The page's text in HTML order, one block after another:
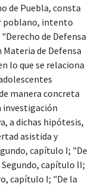
de Puebla, consta
poblano, intento
de Defensa
de Defensa
lo que se relaciona
manera concreta
investigación
a dichas hipótesis,
asistida y
capítulo I; "De
capítulo II;
capítulo I; "De la